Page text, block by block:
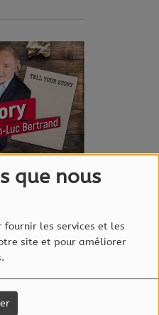
que nous
fournir les services et les
site et pour améliorer
Killed
de «La
Bertrand